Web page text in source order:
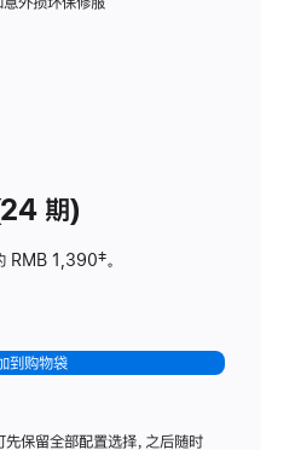
期)
RMB 1,390脚
‡。
到购物袋
保留全部配置选择，之后随时